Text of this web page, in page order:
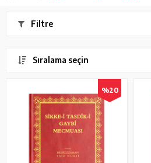
Filtre
Sıralama seçin
%20